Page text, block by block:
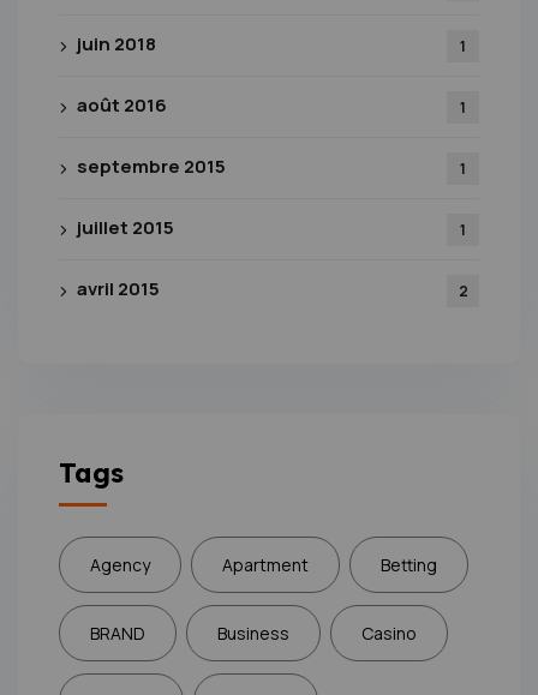
juin 2018 1
août 2016 1
septembre 2015 1
juillet 2015 1
avril 2015 2
Tags
Agency Apartment Betting
BRAND Business Casino